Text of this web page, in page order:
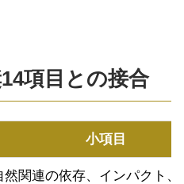
項目との接合
小項目
然関連の依存、インパクト、